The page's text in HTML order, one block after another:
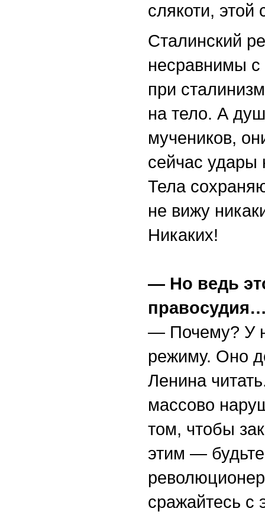
слякоти,
Сталинский
несравнимы с
при
на тело. А
мучеников,
сейчас удары
Тела
не вижу
Никаких!
— Но ведь
— Почему? У
режиму. Оно
Ленина
массово
том, чтобы
этим —
сражайтесь с